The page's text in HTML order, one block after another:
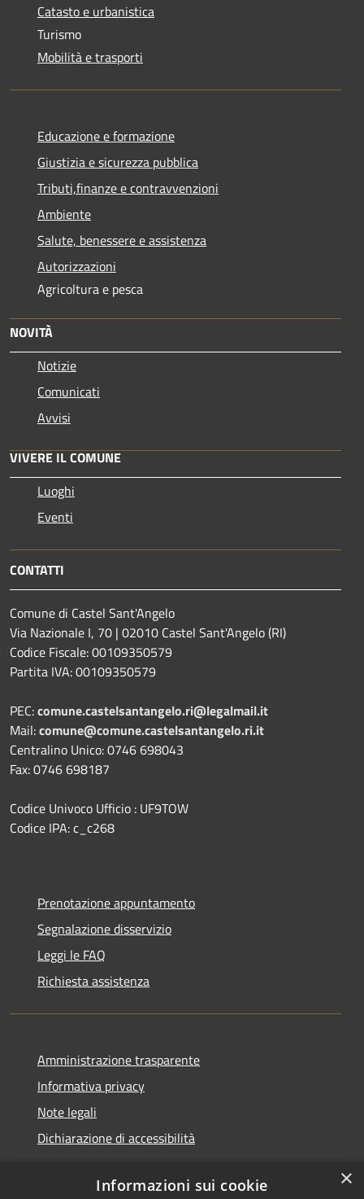
Catasto e urbanistica
Turismo
Mobilità e trasporti
Educazione e formazione
Giustizia e sicurezza pubblica
Tributi,finanze e contravvenzioni
Ambiente
Salute, benessere e assistenza
Autorizzazioni
Agricoltura e pesca
NOVITÀ
Notizie
Comunicati
Avvisi
VIVERE IL COMUNE
Luoghi
Eventi
CONTATTI
Comune di Castel Sant'Angelo
Via Nazionale I, 70 | 02010 Castel Sant'Angelo (RI)
Codice Fiscale: 00109350579
Partita IVA: 00109350579
PEC:comune.castelsantangelo.ri@legalmail.it
Mail:comune@comune.castelsantangelo.ri.it
Centralino Unico: 0746 698043
Fax: 0746 698187
Codice Univoco Ufficio : UF9TOW
Codice IPA: c_c268
Prenotazione appuntamento
Segnalazione disservizio
Leggi le FAQ
Richiesta assistenza
Amministrazione trasparente
Informativa privacy
Note legali
Dichiarazione di accessibilità
×
Informazioni sui cookie